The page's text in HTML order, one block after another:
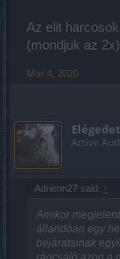
Az elit
(mondjuk az
Mar 4, 2020
Active
Adrienn27 said: ↑
Amikor
állandóan egy
bejáratainak